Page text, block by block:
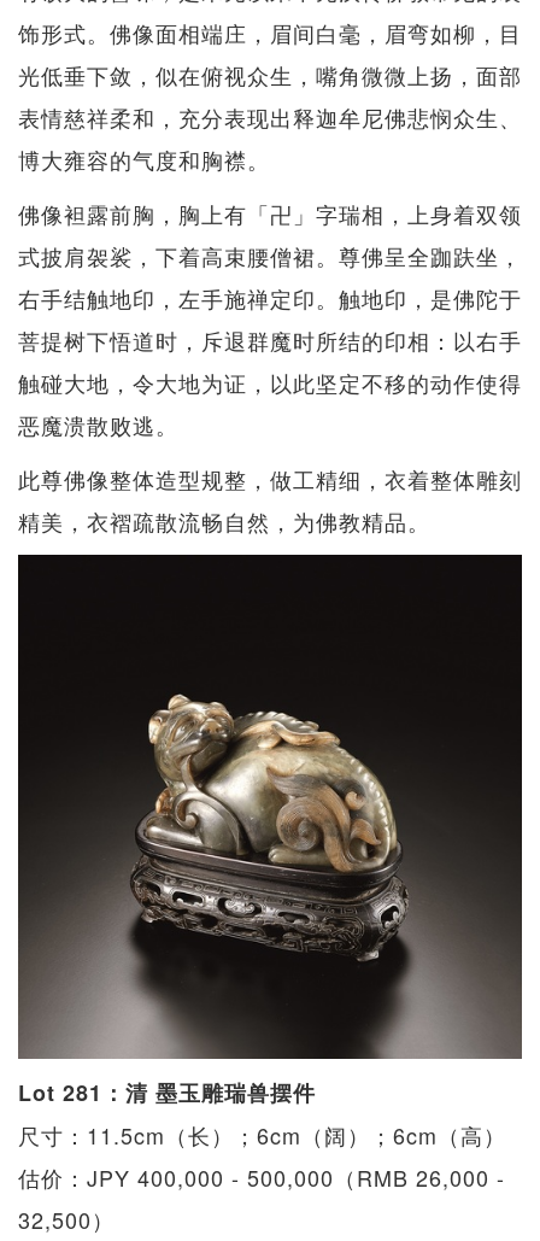
饰形式。佛像面相端庄，眉间白毫，眉弯如柳，目
光低垂下敛，似在俯视众生，嘴角微微上扬，面部
表情慈祥柔和，充分表现出释迦牟尼佛悲悯众生、
博大雍容的气度和胸襟。
佛像袒露前胸，胸上有「卍」字瑞相，上身着双领
式披肩袈裟，下着高束腰僧裙。尊佛呈全跏趺坐，
右手结触地印，左手施禅定印。触地印，是佛陀于
菩提树下悟道时，斥退群魔时所结的印相：以右手
触碰大地，令大地为证，以此坚定不移的动作使得
恶魔溃散败逃。
此尊佛像整体造型规整，做工精细，衣着整体雕刻
精美，衣褶疏散流畅自然，为佛教精品。
Lot 281：清 墨玉雕瑞兽摆件
尺寸：11.5cm（长）；6cm（阔）；6cm（高）
估价：JPY 400,000 - 500,000（RMB 26,000 -
32,500）